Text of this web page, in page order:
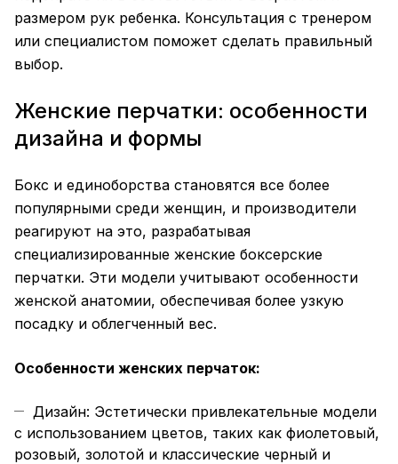
размером рук ребенка. Консультация с тренером
или специалистом поможет сделать правильный
выбор.
Женские перчатки: особенности
дизайна и формы
Бокс и единоборства становятся все более
популярными среди женщин, и производители
реагируют на это, разрабатывая
специализированные женские боксерские
перчатки. Эти модели учитывают особенности
женской анатомии, обеспечивая более узкую
посадку и облегченный вес.
Особенности женских перчаток:
Дизайн: Эстетически привлекательные модели
с использованием цветов, таких как фиолетовый,
розовый, золотой и классические черный и